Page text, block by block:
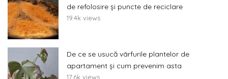
de refolosire și puncte de reciclare
19.4k views
De ce se usucă vârfurile plantelor de
apartament și cum prevenim asta
17.6k views